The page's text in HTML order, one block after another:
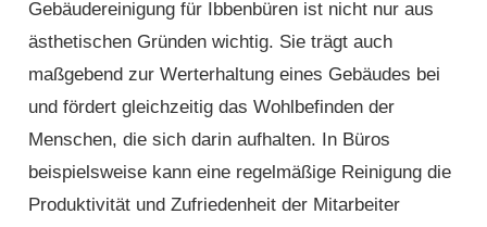
Gebäudereinigung für Ibbenbüren ist nicht nur aus
ästhetischen Gründen wichtig. Sie trägt auch
maßgebend zur Werterhaltung eines Gebäudes bei
und fördert gleichzeitig das Wohlbefinden der
Menschen, die sich darin aufhalten. In Büros
beispielsweise kann eine regelmäßige Reinigung die
Produktivität und Zufriedenheit der Mitarbeiter